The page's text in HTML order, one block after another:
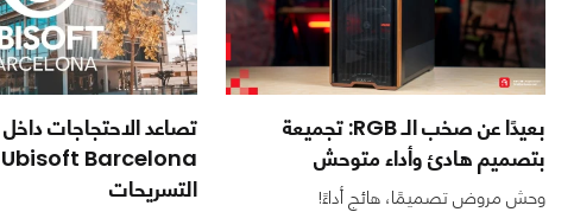
بعيدًا عن صخب الـ RGB: تجميعة
بتصميم هادئ وأداء متوحش
وحش مروض تصميمًا، هائج أداءً!
تصاعد الاحتجاجات داخل
التسريحات